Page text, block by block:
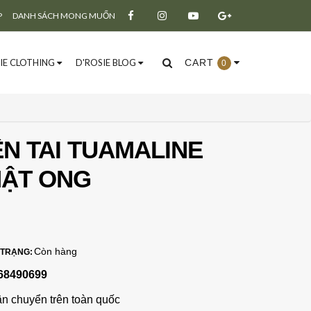
DANH SÁCH MONG MUỐN
Đăng nhập
CART 0
CLOTHING D'ROSIE BLOG
TAI TUAMALINE
ONG
Còn hàng
chuyển trên toàn quốc